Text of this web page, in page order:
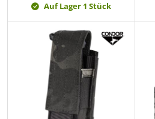
Auf Lager 1 Stück